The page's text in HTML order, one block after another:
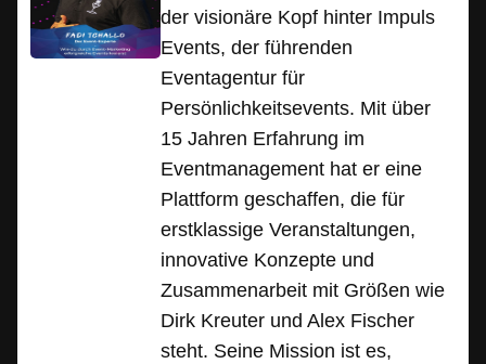
der visionäre Kopf hinter Impuls
Events, der führenden
Eventagentur für
Persönlichkeitsevents. Mit über
15 Jahren Erfahrung im
Eventmanagement hat er eine
Plattform geschaffen, die für
erstklassige Veranstaltungen,
innovative Konzepte und
Zusammenarbeit mit Größen wie
Dirk Kreuter und Alex Fischer
steht. Seine Mission ist es,